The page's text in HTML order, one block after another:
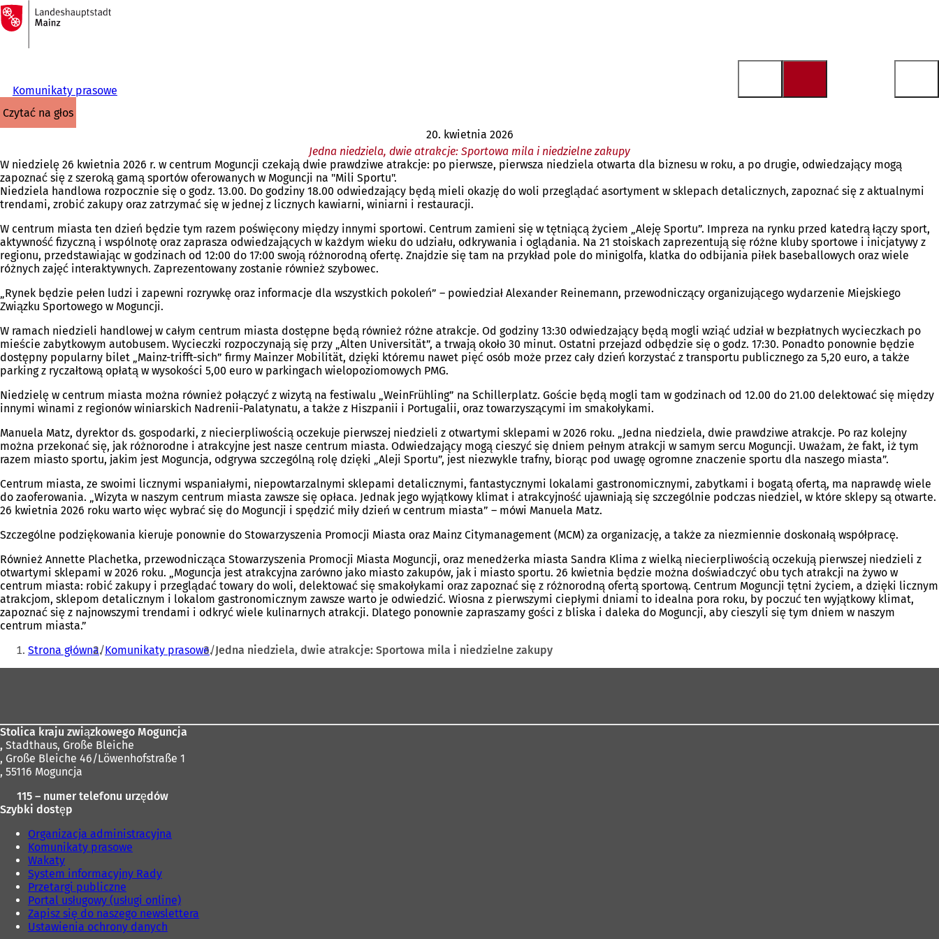
Przejdź do treści
Do
strony
głównej
Komunikaty prasowe
czytać na głos
20. kwietnia 2026
Jedna niedziela, dwie atrakcje: Sportowa mila i niedzielne zakupy
W niedzielę 26 kwietnia 2026 r. w centrum Moguncji czekają dwie prawdziwe atrakcje: po pierwsze, pierwsza niedziela otwarta dla biznesu w roku, a po drugie, odwiedzający mogą
zapoznać się z szeroką gamą sportów oferowanych w Moguncji na "Mili Sportu".
Niedziela handlowa rozpocznie się o godz. 13.00. Do godziny 18.00 odwiedzający będą mieli okazję do woli przeglądać asortyment w sklepach detalicznych, zapoznać się z aktualnymi
trendami, zrobić zakupy oraz zatrzymać się w jednej z licznych kawiarni, winiarni i restauracji.
W centrum miasta ten dzień będzie tym razem poświęcony między innymi sportowi. Centrum zamieni się w tętniącą życiem „Aleję Sportu”. Impreza na rynku przed katedrą łączy sport,
aktywność fizyczną i wspólnotę oraz zaprasza odwiedzających w każdym wieku do udziału, odkrywania i oglądania. Na 21 stoiskach zaprezentują się różne kluby sportowe i inicjatywy z
regionu, przedstawiając w godzinach od 12:00 do 17:00 swoją różnorodną ofertę. Znajdzie się tam na przykład pole do minigolfa, klatka do odbijania piłek baseballowych oraz wiele
różnych zajęć interaktywnych. Zaprezentowany zostanie również szybowec.
„Rynek będzie pełen ludzi i zapewni rozrywkę oraz informacje dla wszystkich pokoleń” – powiedział Alexander Reinemann, przewodniczący organizującego wydarzenie Miejskiego
Związku Sportowego w Moguncji.
W ramach niedzieli handlowej w całym centrum miasta dostępne będą również różne atrakcje. Od godziny 13:30 odwiedzający będą mogli wziąć udział w bezpłatnych wycieczkach po
mieście zabytkowym autobusem. Wycieczki rozpoczynają się przy „Alten Universität”, a trwają około 30 minut. Ostatni przejazd odbędzie się o godz. 17:30. Ponadto ponownie będzie
dostępny popularny bilet „Mainz-trifft-sich” firmy Mainzer Mobilität, dzięki któremu nawet pięć osób może przez cały dzień korzystać z transportu publicznego za 5,20 euro, a także
parking z ryczałtową opłatą w wysokości 5,00 euro w parkingach wielopoziomowych PMG.
Niedzielę w centrum miasta można również połączyć z wizytą na festiwalu „WeinFrühling” na Schillerplatz. Goście będą mogli tam w godzinach od 12.00 do 21.00 delektować się między
innymi winami z regionów winiarskich Nadrenii-Palatynatu, a także z Hiszpanii i Portugalii, oraz towarzyszącymi im smakołykami.
Manuela Matz, dyrektor ds. gospodarki, z niecierpliwością oczekuje pierwszej niedzieli z otwartymi sklepami w 2026 roku. „Jedna niedziela, dwie prawdziwe atrakcje. Po raz kolejny
można przekonać się, jak różnorodne i atrakcyjne jest nasze centrum miasta. Odwiedzający mogą cieszyć się dniem pełnym atrakcji w samym sercu Moguncji. Uważam, że fakt, iż tym
razem miasto sportu, jakim jest Moguncja, odgrywa szczególną rolę dzięki „Aleji Sportu”, jest niezwykle trafny, biorąc pod uwagę ogromne znaczenie sportu dla naszego miasta”.
Centrum miasta, ze swoimi licznymi wspaniałymi, niepowtarzalnymi sklepami detalicznymi, fantastycznymi lokalami gastronomicznymi, zabytkami i bogatą ofertą, ma naprawdę wiele
do zaoferowania. „Wizyta w naszym centrum miasta zawsze się opłaca. Jednak jego wyjątkowy klimat i atrakcyjność ujawniają się szczególnie podczas niedziel, w które sklepy są otwarte.
26 kwietnia 2026 roku warto więc wybrać się do Moguncji i spędzić miły dzień w centrum miasta” – mówi Manuela Matz.
Szczególne podziękowania kieruje ponownie do Stowarzyszenia Promocji Miasta oraz Mainz Citymanagement (MCM) za organizację, a także za niezmiennie doskonałą współpracę.
Również Annette Plachetka, przewodnicząca Stowarzyszenia Promocji Miasta Moguncji, oraz menedżerka miasta Sandra Klima z wielką niecierpliwością oczekują pierwszej niedzieli z
otwartymi sklepami w 2026 roku. „Moguncja jest atrakcyjna zarówno jako miasto zakupów, jak i miasto sportu. 26 kwietnia będzie można doświadczyć obu tych atrakcji na żywo w
centrum miasta: robić zakupy i przeglądać towary do woli, delektować się smakołykami oraz zapoznać się z różnorodną ofertą sportową. Centrum Moguncji tętni życiem, a dzięki licznym
atrakcjom, sklepom detalicznym i lokalom gastronomicznym zawsze warto je odwiedzić. Wiosna z pierwszymi ciepłymi dniami to idealna pora roku, by poczuć ten wyjątkowy klimat,
zapoznać się z najnowszymi trendami i odkryć wiele kulinarnych atrakcji. Dlatego ponownie zapraszamy gości z bliska i daleka do Moguncji, aby cieszyli się tym dniem w naszym
centrum miasta.”
Jesteś
tutaj:
Strona główna Komunikaty prasowe Jedna niedziela, dwie atrakcje: Sportowa mila i niedzielne zakupy
Stolica kraju związkowego Moguncja
, Stadthaus, Große Bleiche
, Große Bleiche 46/Löwenhofstraße 1
, 55116 Moguncja
115 – numer telefonu urzędów
Szybki dostęp
Organizacja administracyjna
Komunikaty prasowe
Wakaty
System informacyjny Rady
Przetargi publiczne
Portal usługowy (usługi online)
Zapisz się do naszego newslettera
Ustawienia ochrony danych